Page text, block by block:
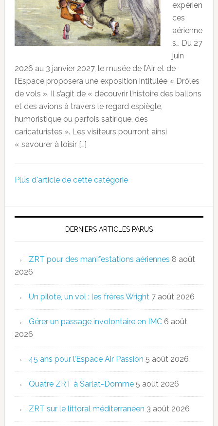
expérien
ces
aérienne
s… Du 27
juin
2026 au 3 janvier 2027, le musée de l’Air et de
l’Espace proposera une exposition intitulée « Drôles
de vols ». Il s’agit de « découvrir l’histoire des ballons
et des avions à travers le regard espiègle,
humoristique ou parfois satirique, des
caricaturistes ». Les visiteurs pourront ainsi
« savourer à loisir […]
Plus d'article de cette catégorie
DERNIERS ARTICLES PARUS
ZRT pour des manifestations aériennes 8 août
2026
Un pilote, un vol : les frères Wright 7 août 2026
Gérer un passage involontaire en IMC 6 août
2026
45 ans pour l’Espace Air Passion 5 août 2026
Quatre ZRT à Sarlat-Domme 5 août 2026
ZRT sur le littoral méditerranéen 3 août 2026